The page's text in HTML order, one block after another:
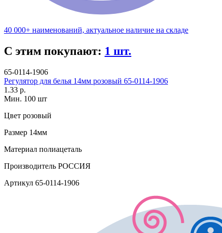
40 000+ наименований, актуальное наличие на складе
С этим покупают: 1 шт.
65-0114-1906
Регулятор для белья 14мм розовый 65-0114-1906
1.33 р.
Мин. 100 шт
Цвет розовый
Размер 14мм
Материал полиацеталь
Производитель РОССИЯ
Артикул 65-0114-1906